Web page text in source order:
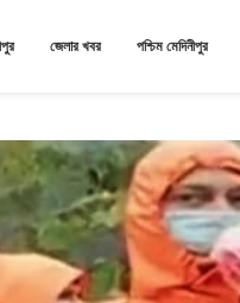
জেলার খবর পশ্চিম মেদিনীপুর